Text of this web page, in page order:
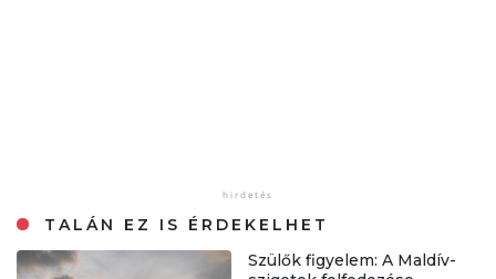
TALÁN EZ IS ÉRDEKELHET
Szülők figyelem: A Maldív-